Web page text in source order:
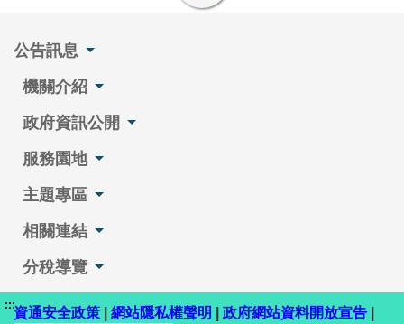
公告訊息
機關介紹
政府資訊公開
服務園地
主題專區
相關連結
分稅導覽
:::資通安全政策 網站隱私權聲明 政府網站資料開放宣告